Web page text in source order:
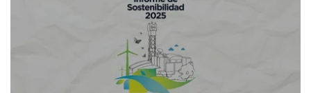
Gracias por suscribirte a nuestro boletín.